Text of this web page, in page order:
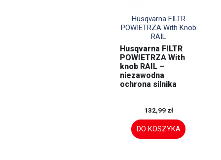
Szybki podgląd
Husqvarna FILTR
POWIETRZA With Knob
RAIL
Husqvarna FILTR
POWIETRZA With
knob RAIL –
niezawodna
ochrona silnika
132,99 zł
DO KOSZYKA